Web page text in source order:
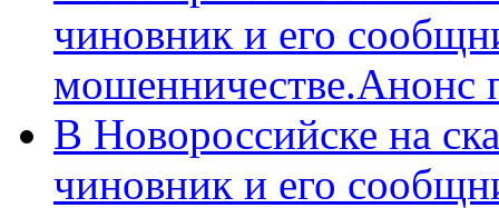
чиновник и его
мошенничестве.Анонс
В Новороссийске на
чиновник и его